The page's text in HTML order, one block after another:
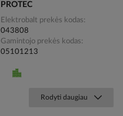
PROTEC
Elektrobalt prekės kodas
043808
Gamintojo prekės kodas
05101213
Rodyti daugiau